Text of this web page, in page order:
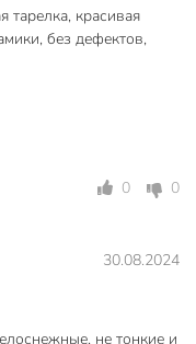
десертный
мелкий
131-21009
тарелка, красивая
без дефектов,
0 0
30.08.2024
не тонкие и